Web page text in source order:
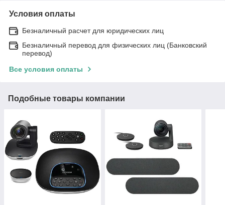
Условия оплаты
Безналичный расчет для юридических лиц
Безналичный перевод для физических лиц (Банковский
перевод)
Все условия оплаты
Подобные товары компании